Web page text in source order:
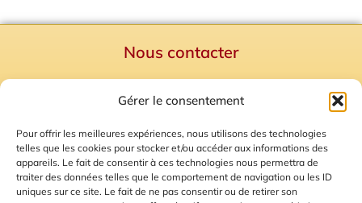
Gérer le consentement
Pour offrir les meilleures expériences, nous utilisons des technologies
telles que les cookies pour stocker et/ou accéder aux informations des
appareils. Le fait de consentir à ces technologies nous permettra de
traiter des données telles que le comportement de navigation ou les ID
uniques sur ce site. Le fait de ne pas consentir ou de retirer son
Nous contacter
Mentions Légales
Plan du site
Gestion des Cookies